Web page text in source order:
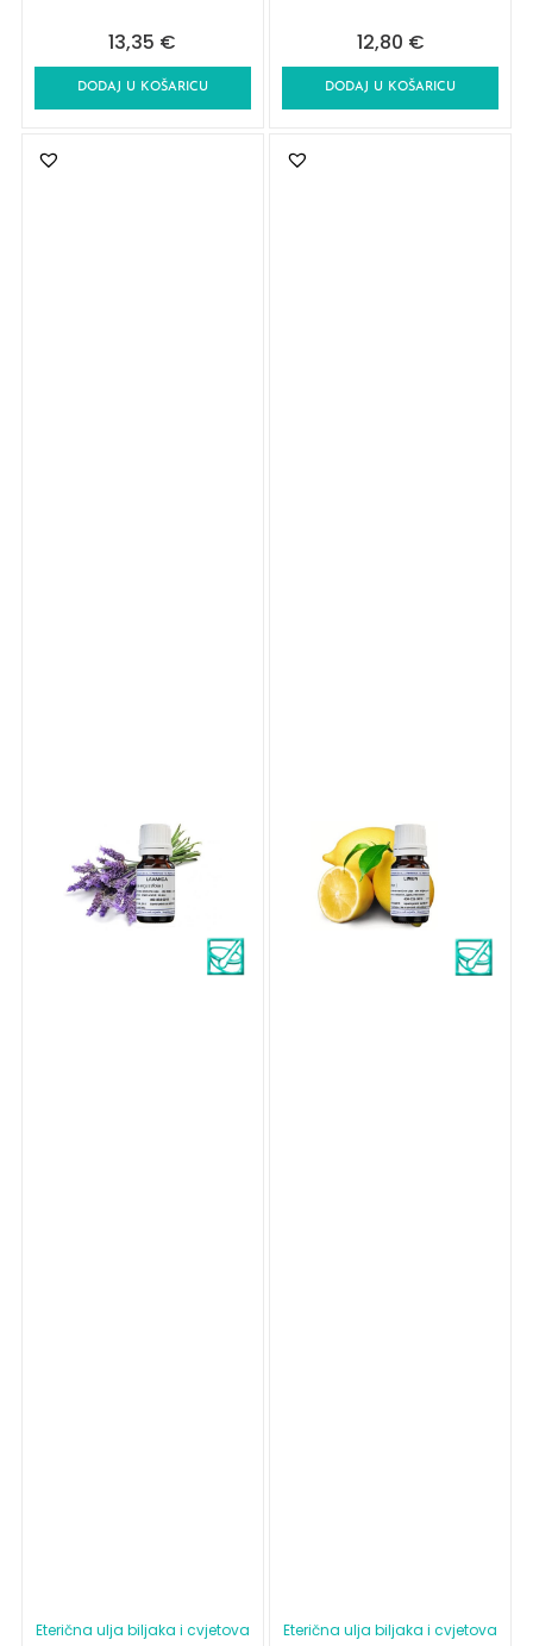
13,35 €
DODAJ U KOŠARICU
12,80 €
DODAJ U KOŠARICU
Eterična ulja biljaka i cvjetova Eterična ulja biljaka i cvjetova